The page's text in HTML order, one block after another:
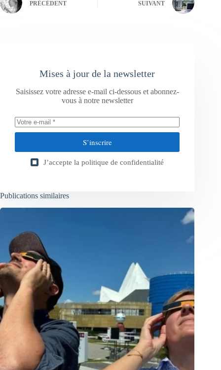
PRÉCÉDENT SUIVANT
Mises à jour de la newsletter
Saisissez votre adresse e-mail ci-dessous et abonnez-
vous à notre newsletter
S’inscrire
J’accepte la politique de confidentialité
Publications similaires